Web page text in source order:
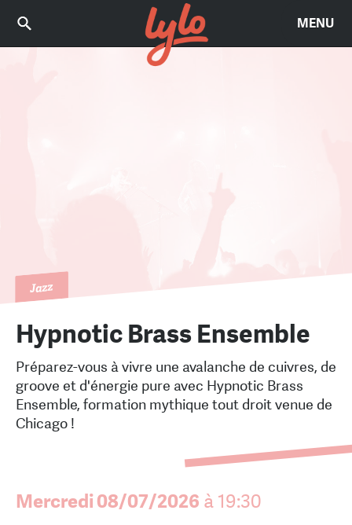
MENU
Jazz
Hypnotic Brass Ensemble
Préparez-vous à vivre une avalanche de cuivres, de
groove et d'énergie pure avec Hypnotic Brass
Ensemble, formation mythique tout droit venue de
Chicago !
Mercredi 08/07/2026 à 19:30